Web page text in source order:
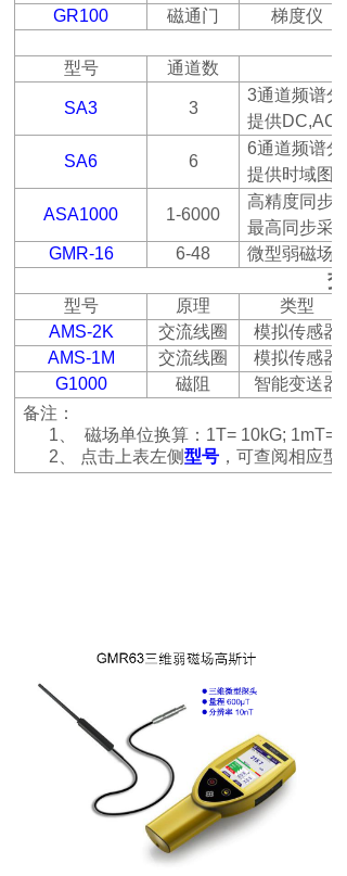
GR100
磁通门 梯度仪
型号 通道数
SA3 3
3通道频谱分
提供DC,AC
SA6 6
6通道频谱分
提供时域图
ASA1000 1-6000
高精度同步
最高同步采
GMR-16
6-48 微型弱磁场
型号 原理
类型
AMS-2K
交流线圈
模拟传感器
AMS-1M
交流线圈
模拟传感器
G1000
磁阻
智能变送器
备注：
1、
磁场单位换算： 1T= 10kG; 1mT=
2、
点击上表左侧型号 ，可查阅相应型